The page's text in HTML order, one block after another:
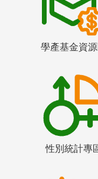
學產基金資
性別統計專